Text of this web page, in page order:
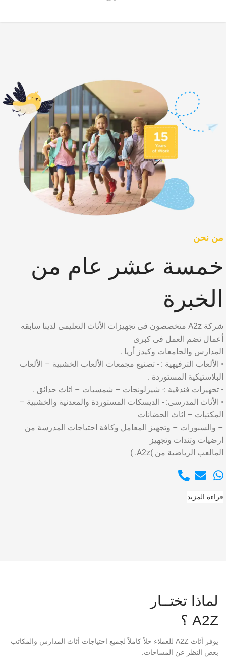
من نحن
خمسة عشر عام من
الخبرة
شركة A2z متخصصون فى تجهيزات الأثاث التعليمى لدينا سابقه
أعمال تضم العمل فى كبرى
المدارس والجامعات وكيدز أريا .
• الألعاب الترفيهية : - تصنيع مجمعات الألعاب الخشبية – الألعاب
البلاستيكية المستوردة .
• تجهيزات فندقية :- شيزلونجات – شمسيات – اثاث حدائق .
• الأثاث المدرسى: - الديسكات المستوردة والمعدنية والخشبية –
المكتبات – اثاث الحضانات
– والسبورات – وتجهيز المعامل وكافة احتياجات المدرسة من
ارضيات وتندات وتجهيز
المالعب الرياضية من )A2z. )
قراءة المزيد
لماذا تختــار
A2Z ؟
يوفر أثاث A2Z للعملاء حلاً كاملاً لجميع احتياجات أثاث المدارس والمكاتب
بغض النظر عن المساحات.